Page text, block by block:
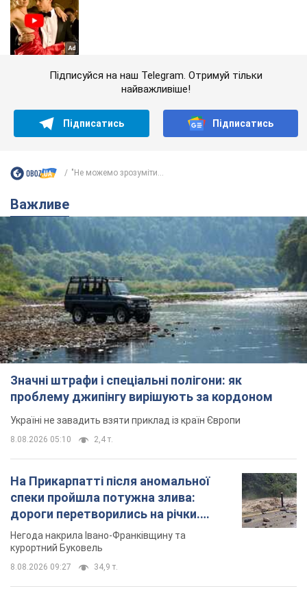
Підписуйся на наш Telegram. Отримуй тільки
найважливіше!
Підписатись Підписатись
"Не можемо зрозуміти...
Важливе
Значні штрафи і спеціальні полігони: як
проблему джипінгу вирішують за кордоном
Україні не завадить взяти приклад із країн Європи
8.08.2026 05:10 2,4 т.
На Прикарпатті після аномальної
спеки пройшла потужна злива:
дороги перетворились на річки.
Відео
Негода накрила Івано-Франківщину та
курортний Буковель
8.08.2026 09:27 34,9 т.